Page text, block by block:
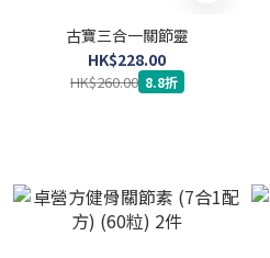
古寶三合一關節靈
HK$228.00
HK$260.00 8.8折